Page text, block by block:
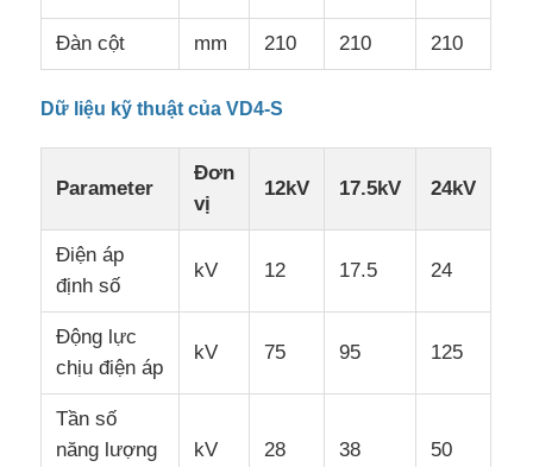
Đàn cột mm 210 210 210
Dữ liệu kỹ thuật của VD4-S
Parameter
Đơn
vị
12kV 17.5kV 24kV
Điện áp
định số
kV 12 17.5 24
Động lực
chịu điện áp
kV 75 95 125
Tần số
năng lượng
kV 28 38 50